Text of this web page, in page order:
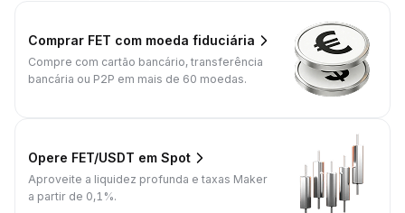
Comprar FET com moeda fiduciária
Compre com cartão bancário, transferência
bancária ou P2P em mais de 60 moedas.
Opere FET/USDT em Spot
Aproveite a liquidez profunda e taxas Maker
a partir de 0,1%.